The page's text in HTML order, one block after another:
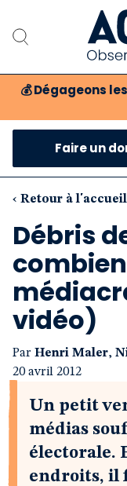
💰 Dégageons
Faire un
‹ Retour à l'accueil
Débris
vidéo)
Par Henri Maler,
20 avril 2012
Un petit
médias
électorale.
endroits, il